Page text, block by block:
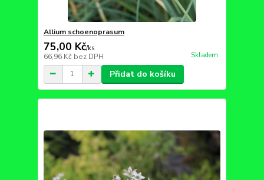
Allium schoenoprasum
75,00 Kč/ks
66,96 Kč bez DPH Skladem
Přidat do košíku